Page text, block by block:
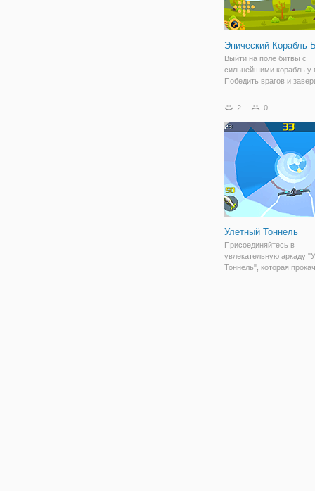
Эпический Корабль
Выйти на поле битвы с
сильнейшими корабль у
Победить врагов и
2
0
Улетный Тоннель
Присоединяйтесь в
увлекательную аркаду
Тоннель", которая